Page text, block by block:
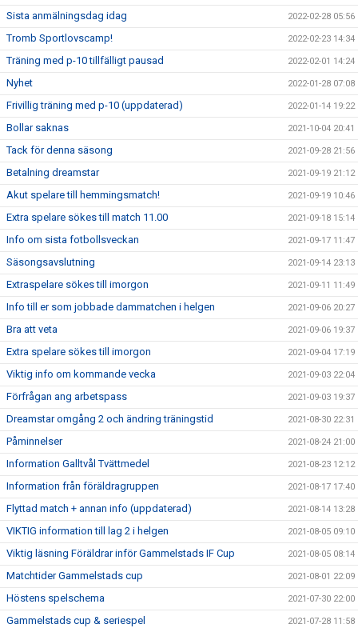
Sista anmälningsdag idag 2022-02-28 05:56
Tromb Sportlovscamp! 2022-02-23 14:34
Träning med p-10 tillfälligt pausad 2022-02-01 14:24
Nyhet 2022-01-28 07:08
Frivillig träning med p-10 (uppdaterad) 2022-01-14 19:22
Bollar saknas 2021-10-04 20:41
Tack för denna säsong 2021-09-28 21:56
Betalning dreamstar 2021-09-19 21:12
Akut spelare till hemmingsmatch! 2021-09-19 10:46
Extra spelare sökes till match 11.00 2021-09-18 15:14
Info om sista fotbollsveckan 2021-09-17 11:47
Säsongsavslutning 2021-09-14 23:13
Extraspelare sökes till imorgon 2021-09-11 11:49
Info till er som jobbade dammatchen i helgen 2021-09-06 20:27
Bra att veta 2021-09-06 19:37
Extra spelare sökes till imorgon 2021-09-04 17:19
Viktig info om kommande vecka 2021-09-03 22:04
Förfrågan ang arbetspass 2021-09-03 19:37
Dreamstar omgång 2 och ändring träningstid 2021-08-30 22:31
Påminnelser 2021-08-24 21:00
Information Galltvål Tvättmedel 2021-08-23 12:12
Information från föräldragruppen 2021-08-17 17:40
Flyttad match + annan info (uppdaterad) 2021-08-14 13:28
VIKTIG information till lag 2 i helgen 2021-08-05 09:10
Viktig läsning Föräldrar inför Gammelstads IF Cup 2021-08-05 08:14
Matchtider Gammelstads cup 2021-08-01 22:09
Höstens spelschema 2021-07-30 22:00
Gammelstads cup & seriespel 2021-07-28 11:58